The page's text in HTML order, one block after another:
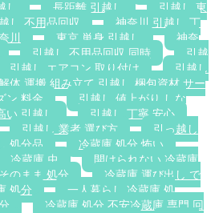
長距離 引越し
引越し 東
し 不用品回収
神奈川 引越し 丁
川 東京 単身 引越し
神奈
引越し 不用品回収 同時
引越
引越し エアコン 取り付け
引越し
体 運搬 組み立て 引越し 梱包資材 サー
ン 料金
引越し 値上がり しな
い 引越し
引越し 丁寧 安心
引越し 業者 選び方
引っ越し
処分品
冷蔵庫 処分 怖い
冷蔵庫 虫
開けられない 冷蔵庫
のまま 処分
冷蔵庫 運び出し で
処分
一人暮らし 冷蔵庫 処
冷蔵庫 処分 不安冷蔵庫 専門 回